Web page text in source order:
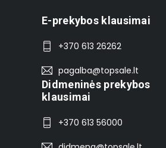
E-prekybos klausimai
+370 613 26262
pagalba@topsale.lt
Didmeninės prekybos
klausimai
+370 613 56000